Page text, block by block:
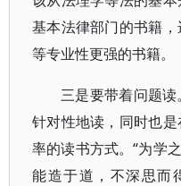
基本法律部门的书籍
等专业性更强的书籍。
三是要带着问题
针对性地读，同时也
率的读书方式。“为学
能造于道，不深思而